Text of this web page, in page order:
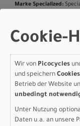
Marke Specialized:
+49 8024 90 288 01
Varianten
Cookie-
Wir von Picocycles
und speichern Cookies
Betrieb der Website
unbedingt
Unter Nutzung
Daten u.a. an unsere